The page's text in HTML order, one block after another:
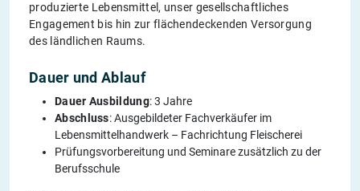
produzierte Lebensmittel, unser gesellschaftliches
Engagement bis hin zur flächendeckenden Versorgung
des ländlichen Raums.
Dauer und Ablauf
Dauer Ausbildung: 3 Jahre
Abschluss: Ausgebildeter Fachverkäufer im
Lebensmittelhandwerk – Fachrichtung Fleischerei
Prüfungsvorbereitung und Seminare zusätzlich zu der
Berufsschule